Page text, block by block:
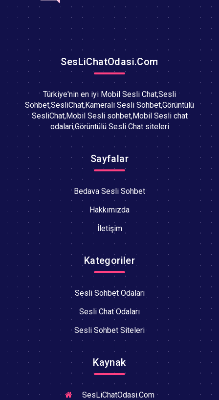
SesLiChatOdasi.Com
Türkiye'nin en iyi Mobil Sesli Chat,Sesli
Sohbet,SesliChat,Kamerali Sesli Sohbet,Görüntülü
SesliChat,Mobil Sesli sohbet,Mobil Sesli chat
odalari,Görüntülü Sesli Chat siteleri
Sayfalar
Bedava Sesli Sohbet
Hakkımızda
İletişim
Kategoriler
Sesli Sohbet Odaları
Sesli Chat Odaları
Sesli Sohbet Siteleri
Kaynak
SesLiChatOdasi.Com